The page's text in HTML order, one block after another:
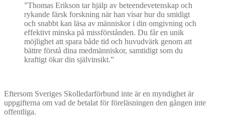
”Thomas Erikson tar hjälp av beteendevetenskap och
rykande färsk forskning när han visar hur du smidigt
och snabbt kan läsa av människor i din omgivning och
effektivt minska på missförstånden. Du får en unik
möjlighet att spara både tid och huvudvärk genom att
bättre förstå dina medmänniskor, samtidigt som du
kraftigt ökar din självinsikt.”
Eftersom Sveriges Skolledarförbund inte är en myndighet är
uppgifterna om vad de betalat för föreläsningen den gången inte
offentliga.